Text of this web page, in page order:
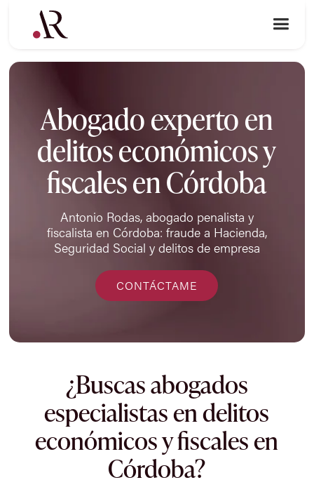
Abogado experto en
delitos económicos y
fiscales en Córdoba
Antonio Rodas, abogado penalista y
fiscalista en Córdoba: fraude a Hacienda,
Seguridad Social y delitos de empresa
CONTÁCTAME
¿Buscas abogados
especialistas en delitos
económicos y fiscales en
Córdoba?